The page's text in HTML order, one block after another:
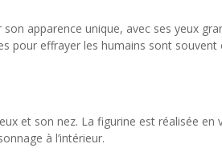
apparence unique, avec ses yeux
pour effrayer les humains sont
et son nez. La figurine est réalisée en
à l’intérieur.